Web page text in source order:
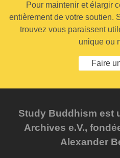
Pour maintenir et élargir
entièrement de votre soutien.
trouvez vous paraissent
unique ou
Faire
Study Buddhism est
Archives e.V.,
Alexander